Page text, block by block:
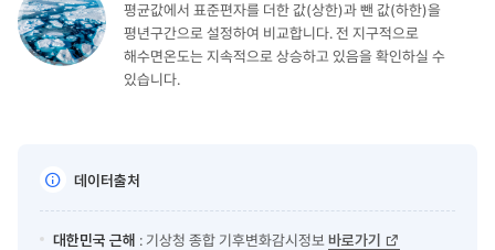
평균값에서 표준편자를 더한 값(상한)과 뺀 값(하한)을
평년구간으로 설정하여 비교합니다. 전 지구적으로
해수면온도는 지속적으로 상승하고 있음을 확인하실 수
있습니다.
데이터출처
대한민국 근해 : 기상청 종합 기후변화감시정보 바로가기